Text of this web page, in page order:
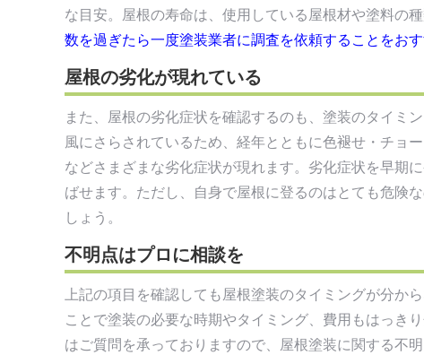
な目安。屋根の寿命は、使用している屋根材や塗料の種
数を過ぎたら一度塗装業者に調査を依頼することをおす
屋根の劣化が現れている
また、屋根の劣化症状を確認するのも、塗装のタイミ
風にさらされているため、経年とともに色褪せ・チョ
などさまざまな劣化症状が現れます。劣化症状を早期
ばせます。ただし、自身で屋根に登るのはとても危険
しょう。
不明点はプロに相談を
上記の項目を確認しても屋根塗装のタイミングが分か
ことで塗装の必要な時期やタイミング、費用もはっき
はご質問を承っておりますので、屋根塗装に関する不